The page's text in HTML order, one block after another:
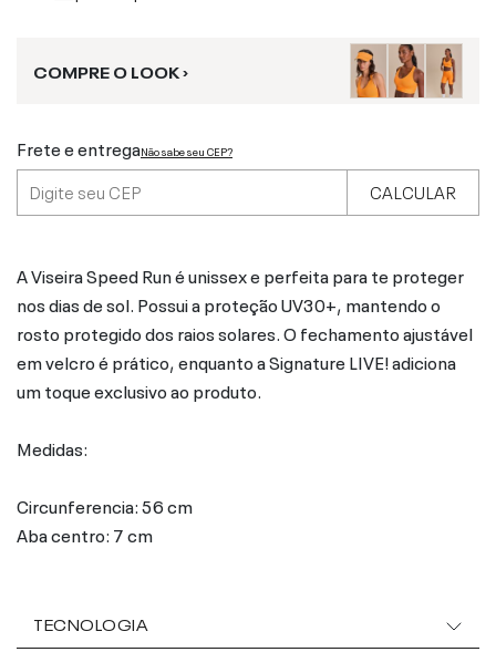
COMPRE O LOOK ›
Frete e entregaNão sabe seu CEP?
CALCULAR
A Viseira Speed Run é unissex e perfeita para te proteger
nos dias de sol. Possui a proteção UV30+, mantendo o
rosto protegido dos raios solares. O fechamento ajustável
em velcro é prático, enquanto a Signature LIVE! adiciona
um toque exclusivo ao produto.
Medidas:
Circunferencia: 56 cm
Aba centro: 7 cm
TECNOLOGIA